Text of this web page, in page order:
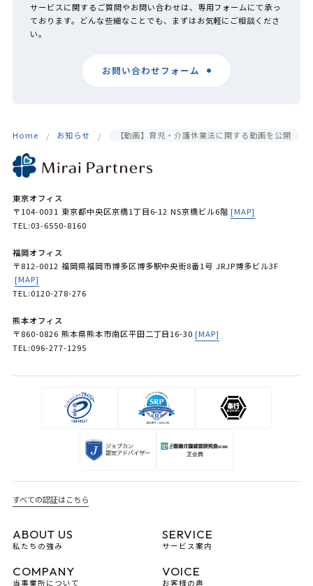
サービスに関するご質問やお問い合わせは、専用フォームにて承っ
ております。どんな些細なことでも、まずはお気軽にご相談くださ
い。
お問い合わせフォーム
Home お知らせ 【動画】育児・介護休業法に関する動画を公開
東京オフィス
〒104-0031 東京都中央区京橋1丁目6-12 NS京橋ビル6階 [MAP]
TEL:03-6550-8160
福岡オフィス
〒812-0012 福岡県福岡市博多区博多駅中央街8番1号 JRJP博多ビル3F
[MAP]
TEL:0120-278-276
熊本オフィス
〒860-0826 熊本県熊本市南区平田二丁目16-30 [MAP]
TEL:096-277-1295
すべての認証はこちら
ABOUT US
私たちの強み
SERVICE
サービス案内
COMPANY
当事業所について
VOICE
お客様の声